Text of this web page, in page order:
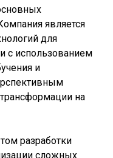
является
для
с использованием
и
на
разработки
сложных